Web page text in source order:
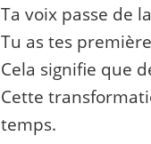
Ta voix passe de
Tu as tes
Cela signifie que
Cette
temps.